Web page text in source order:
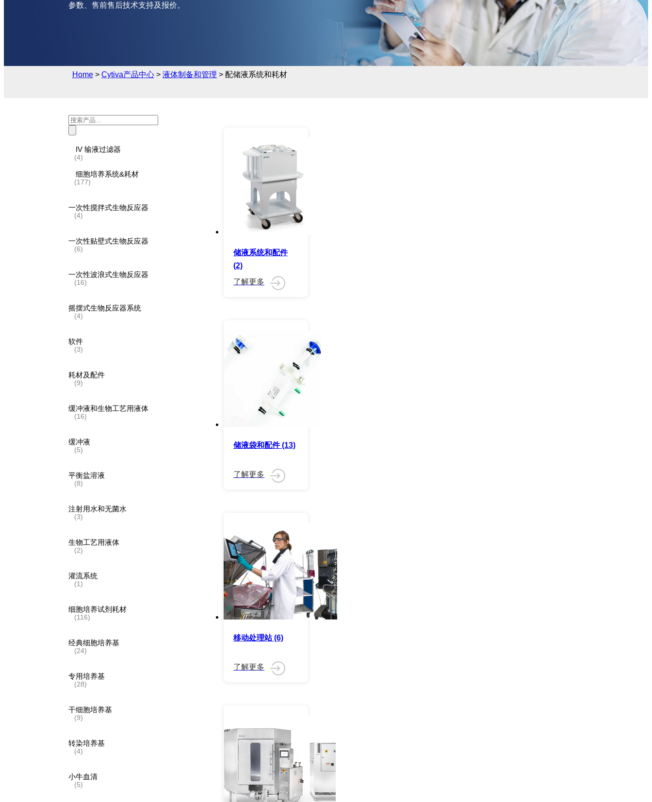
参数、售前售后技术支持及报价。
Home> Cytiva产品中心> 液体制备和管理 > 配储液系统和耗材
Products
search
IV 输液过滤器
(4)
细胞培养系统&耗材
(177)
一次性搅拌式生物反应器
(4)
一次性贴壁式生物反应器
(6)
一次性波浪式生物反应器
(16)
摇摆式生物反应器系统
(4)
软件
(3)
耗材及配件
(9)
缓冲液和生物工艺用液体
(16)
缓冲液
(5)
平衡盐溶液
(8)
注射用水和无菌水
(3)
生物工艺用液体
(2)
灌流系统
(1)
细胞培养试剂耗材
(116)
经典细胞培养基
(24)
专用培养基
(28)
干细胞培养基
(9)
转染培养基
(4)
小牛血清
(5)
储液系统和配件
(2)
储液袋和配件 (13)
移动处理站 (6)